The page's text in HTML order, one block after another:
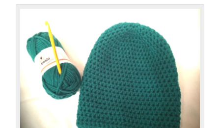
Ideen